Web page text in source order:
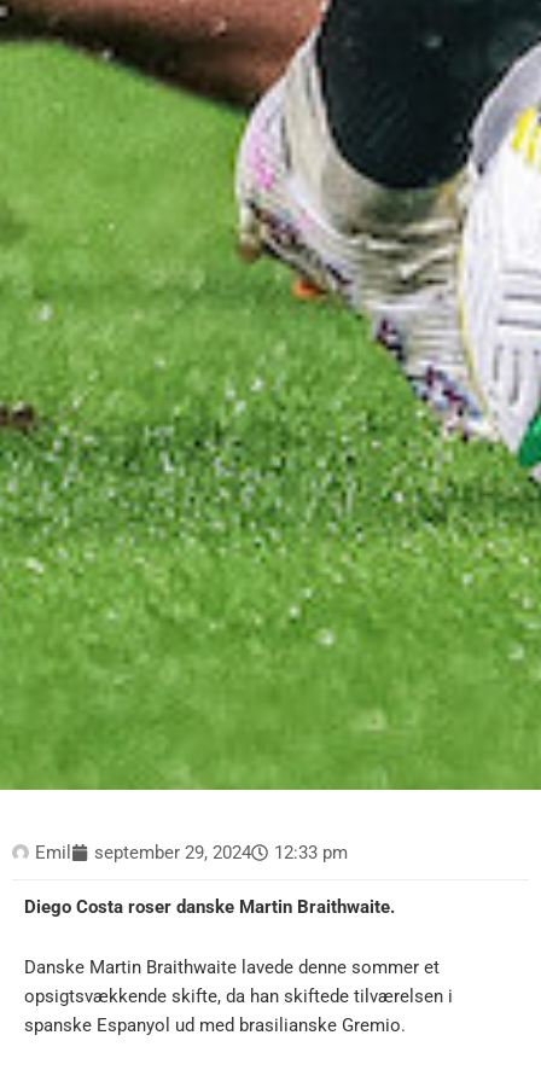
Emil september 29, 2024 12:33 pm
Diego Costa roser danske Martin Braithwaite.
Danske Martin Braithwaite lavede denne sommer et
opsigtsvækkende skifte, da han skiftede tilværelsen i
spanske Espanyol ud med brasilianske Gremio.